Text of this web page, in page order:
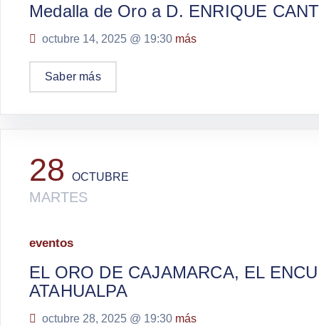
Medalla de Oro a D. ENRIQUE
octubre 14, 2025 @ 19:30 más
Saber más
28OCTUBRE
MARTES
eventos
EL ORO DE CAJAMARCA, EL
ATAHUALPA
octubre 28, 2025 @ 19:30 más